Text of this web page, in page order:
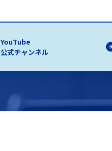
YouTube
公式チャンネル